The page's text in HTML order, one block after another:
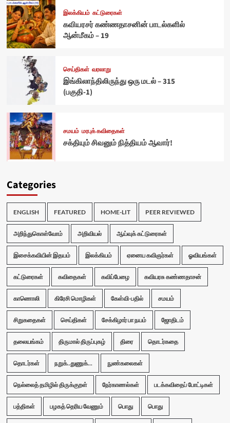
இலக்கியம் கட்டுரைகள்
கவியரசர் கண்ணதாசனின் பாடல்களில்
ஆன்மீகம் – 19
செய்திகள் வரலாறு
இங்கிலாந்திலிருந்து ஒரு மடல் – 315
(பகுதி-1)
சமயம் மரபுக் கவிதைகள்
சக்தியும் சிவனும் நித்தியம் ஆவார்!
Categories
ENGLISH FEATURED HOME-LIT PEER REVIEWED
அறிந்துகொள்வோம் அறிவியல் ஆய்வுக் கட்டுரைகள்
இசைக்கவியின் இதயம் இலக்கியம் ஏனைய கவிஞர்கள் ஓவியங்கள்
கட்டுரைகள் கவிதைகள் கவிப்பேழை கவியரசு கண்ணதாசன்
காணொலி கிரேசி மொழிகள் கேள்வி-பதில் சமயம்
சிறுகதைகள் செய்திகள் சேக்கிழார் பா நயம் ஜோதிடம்
தலையங்கம் திருமால் திருப்புகழ் திரை தொடர்கதை
தொடர்கள் நறுக்..துணுக்... நுண்கலைகள்
நெல்லைத் தமிழில் திருக்குறள் நேர்காணல்கள் படக்கவிதைப் போட்டிகள்
பத்திகள் பழகத் தெரிய வேணும் பொது பொது